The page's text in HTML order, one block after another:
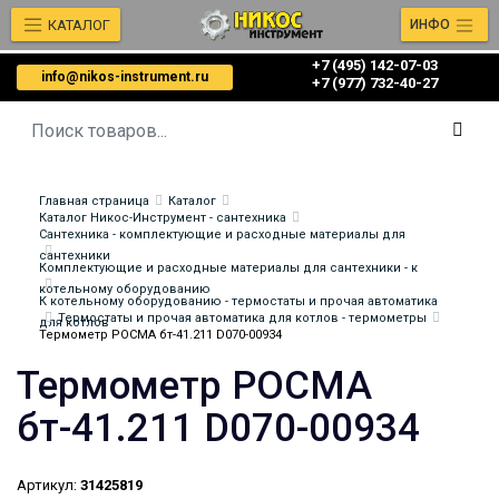
info@nikos-instrument.ru
+7 (495) 142-07-03
‎‎+7 (977) 732-40-27
КАТАЛОГ ИНФО
Главная страница
Каталог
Каталог Никос-Инструмент - сантехника
Сантехника - комплектующие и расходные материалы для
сантехники
Комплектующие и расходные материалы для сантехники - к
котельному оборудованию
К котельному оборудованию - термостаты и прочая автоматика
для котлов
Термостаты и прочая автоматика для котлов - термометры
Термометр РОСМА бт-41.211 D070-00934
Термометр РОСМА
бт-41.211 D070-00934
Артикул: 31425819